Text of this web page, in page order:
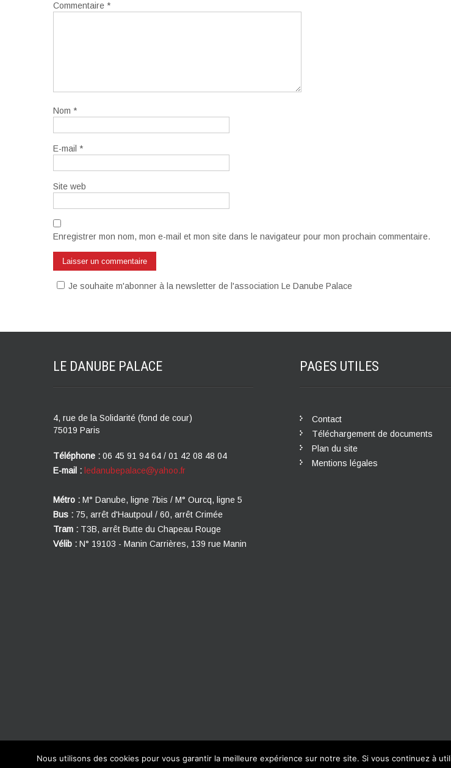
Commentaire *
Nom *
E-mail *
Site web
Enregistrer mon nom, mon e-mail et mon site dans le navigateur pour mon prochain commentaire.
Je souhaite m'abonner à la newsletter de l'association Le Danube Palace
LE DANUBE PALACE
4, rue de la Solidarité (fond de cour)
75019 Paris
Téléphone : 06 45 91 94 64 / 01 42 08 48 04
E-mail : ledanubepalace@yahoo.fr
Métro : M° Danube, ligne 7bis / M° Ourcq, ligne 5
Bus : 75, arrêt d'Hautpoul / 60, arrêt Crimée
Tram : T3B, arrêt Butte du Chapeau Rouge
Vélib : N° 19103 - Manin Carrières, 139 rue Manin
PAGES UTILES
Contact
Téléchargement de documents
Plan du site
Mentions légales
© 2016 Le Danube Palace. Tous droits réservés.
Nous utilisons des cookies pour vous garantir la meilleure expérience sur notre site. Si vous continuez à